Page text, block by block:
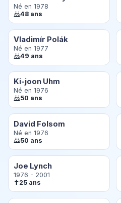
Né en 1978
48 ans
Vladimír Polák
Né en 1977
49 ans
Ki-joon Uhm
Né en 1976
50 ans
David Folsom
Né en 1976
50 ans
Joe Lynch
1976 - 2001
✝25 ans